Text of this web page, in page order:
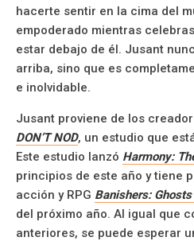
hacerte sentir en la cima del
empoderado mientras
estar debajo de él. Jusant
arriba, sino que es
e inolvidable.
Jusant proviene de los
DON’T NOD, un estudio que
Este estudio lanzó Harmony:
principios de este año y tiene
acción y RPG Banishers:
del próximo año. Al igual que
anteriores, se puede esperar